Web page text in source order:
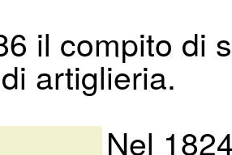
il compito di
artiglieria.
Nel